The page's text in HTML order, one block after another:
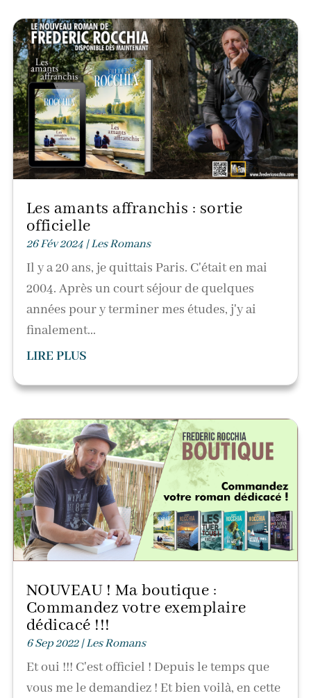
Les amants affranchis : sortie
officielle
26 Fév 2024|Les Romans
Il y a 20 ans, je quittais Paris. C'était en mai
2004. Après un court séjour de quelques
années pour y terminer mes études, j'y ai
finalement...
LIRE PLUS
NOUVEAU ! Ma boutique :
Commandez votre exemplaire
dédicacé !!!
6 Sep 2022|Les Romans
Et oui !!! C'est officiel ! Depuis le temps que
vous me le demandiez ! Et bien voilà, en cette